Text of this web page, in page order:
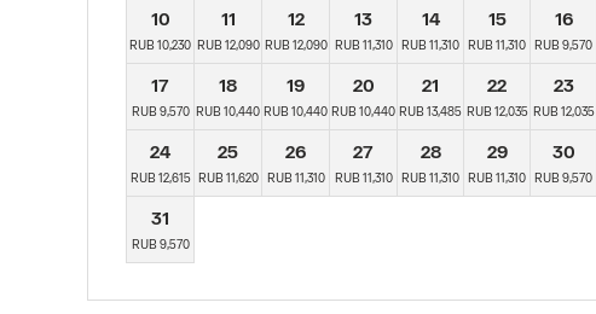
10
RUB 10,230
11
RUB 12,090
12
RUB 12,090
13
RUB 11,310
14
RUB 11,310
15
RUB 11,310
16
RUB 9,570
17
RUB 9,570
18
RUB 10,440
19
RUB 10,440
20
RUB 10,440
21
RUB 13,485
22
RUB 12,035
23
RUB 12,035
24
RUB 12,615
25
RUB 11,620
26
RUB 11,310
27
RUB 11,310
28
RUB 11,310
29
RUB 11,310
30
RUB 9,570
31
RUB 9,570